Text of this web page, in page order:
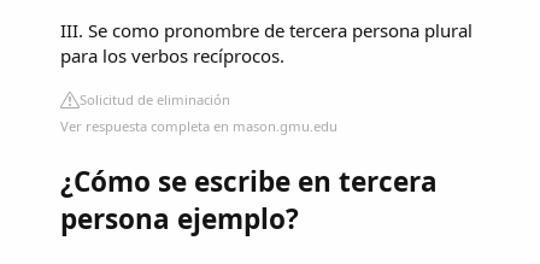
III. Se como pronombre de tercera persona plural
para los verbos recíprocos.
Solicitud de eliminación
Ver respuesta completa en mason.gmu.edu
¿Cómo se escribe en tercera
persona ejemplo?